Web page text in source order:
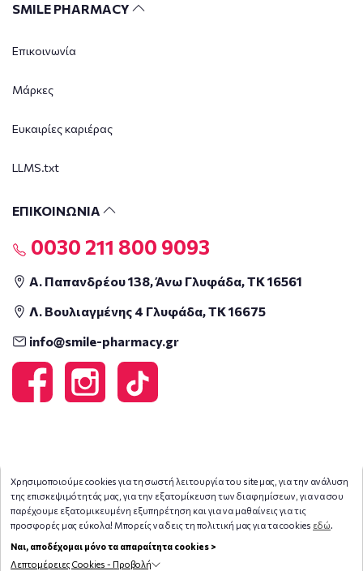
Χρησιμοποιούμε cookies για τη σωστή λειτουργία του site μας, για την ανάλυση
της επισκεψιμότητάς μας, για την εξατομίκευση των διαφημίσεων, για να σου
παρέχουμε εξατομικευμένη εξυπηρέτηση και για να μαθαίνεις για τις
προσφορές μας εύκολα! Μπορείς να δεις τη πολιτική μας για τα cookies εδώ.
Ναι, αποδέχομαι μόνο τα απαραίτητα cookies >
Λεπτομέρειες Cookies - Προβολή
SMILE PHARMACY
Επικοινωνία
Μάρκες
Ευκαιρίες καριέρας
LLMS.txt
ΕΠΙΚΟΙΝΩΝΙΑ
0030 211 800 9093
Α. Παπανδρέου 138, Άνω Γλυφάδα, ΤΚ 16561
Λ. Βουλιαγμένης 4 Γλυφάδα, ΤΚ 16675
info@smile-pharmacy.gr